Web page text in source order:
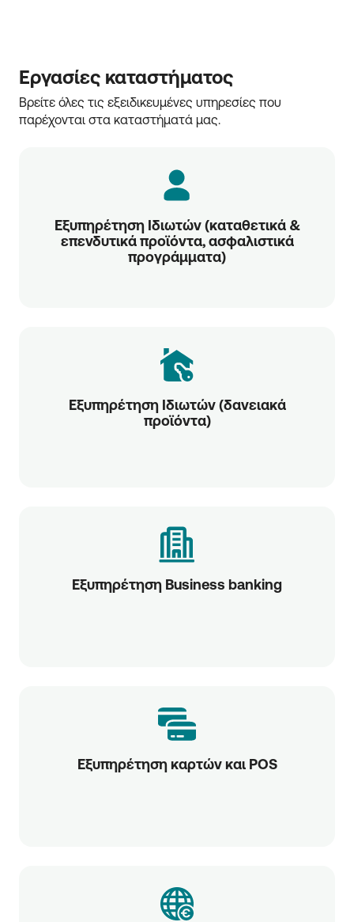
Εργασίες καταστήματος
Βρείτε όλες τις εξειδικευμένες υπηρεσίες που
παρέχονται στα καταστήματά μας.
Εξυπηρέτηση Ιδιωτών (καταθετικά &
επενδυτικά προϊόντα, ασφαλιστικά
προγράμματα)
Εξυπηρέτηση Ιδιωτών (δανειακά
προϊόντα)
Εξυπηρέτηση Business banking
Εξυπηρέτηση καρτών και POS